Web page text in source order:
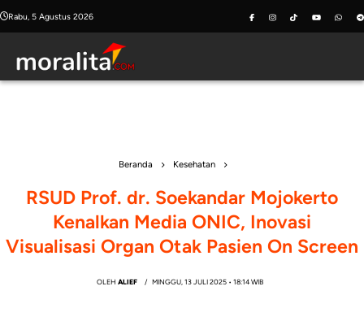
Skip
to
content
Rabu, 5 Agustus 2026
Beranda Kesehatan
RSUD Prof. dr. Soekandar Mojokerto
Kenalkan Media ONIC, Inovasi
Visualisasi Organ Otak Pasien On Screen
OLEHALIEF MINGGU, 13 JULI 2025 • 18:14 WIB